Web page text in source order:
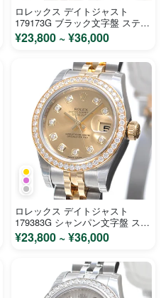
ロレックス デイトジャスト
179173G ブラック文字盤 ステン
レス イエローゴールド レディー
ス 時計 コピー
¥23,800 ~ ¥36,000
ロレックス デイトジャスト
179383G シャンパン文字盤 ステ
ンレス イエローゴールド レディ
ース 時計 コピー
¥23,800 ~ ¥36,000